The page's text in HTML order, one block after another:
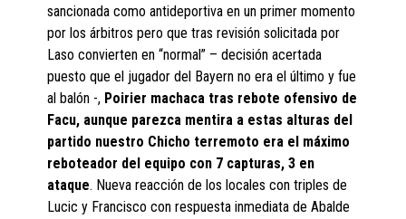
sancionada como antideportiva en un primer momento
por los árbitros pero que tras revisión solicitada por
Laso convierten en “normal” – decisión acertada
puesto que el jugador del Bayern no era el último y fue
al balón -, Poirier machaca tras rebote ofensivo de
Facu, aunque parezca mentira a estas alturas del
partido nuestro Chicho terremoto era el máximo
reboteador del equipo con 7 capturas, 3 en
ataque. Nueva reacción de los locales con triples de
Lucic y Francisco con respuesta inmediata de Abalde